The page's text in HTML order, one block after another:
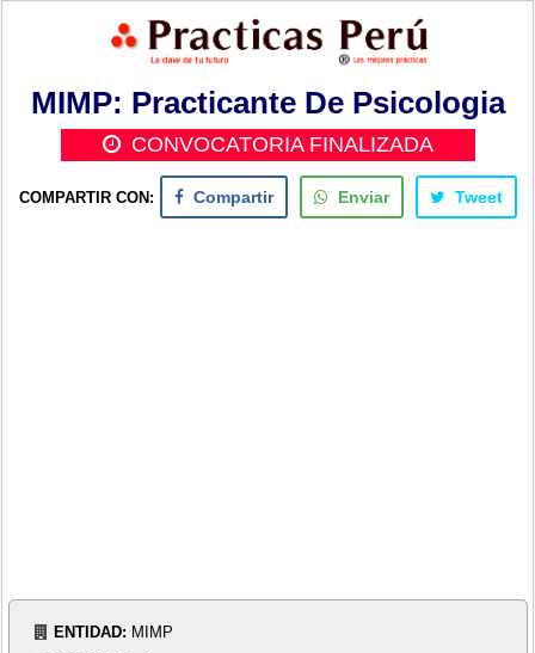
MIMP: Practicante De Psicologia
CONVOCATORIA FINALIZADA
COMPARTIR CON: Compartir Enviar Tweet
ENTIDAD: MIMP